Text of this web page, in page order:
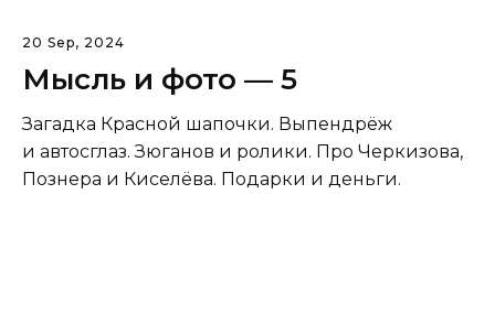
20 Sep, 2024
Мысль и фото — 5
Загадка Красной шапочки. Выпендрёж
и автосглаз. Зюганов и ролики. Про Черкизова,
Познера и Киселёва. Подарки и деньги.